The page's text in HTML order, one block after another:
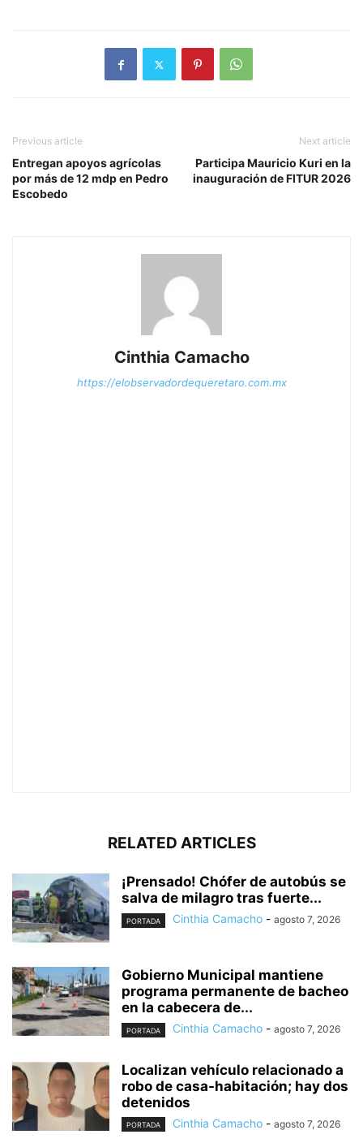
Previous article
Entregan apoyos agrícolas
por más de 12 mdp en Pedro
Escobedo
Next article
Participa Mauricio Kuri en la
inauguración de FITUR 2026
Cinthia Camacho
https://elobservadordequeretaro.com.mx
RELATED ARTICLES
¡Prensado! Chófer de autobús se
salva de milagro tras fuerte...
PORTADA Cinthia Camacho - agosto 7, 2026
Gobierno Municipal mantiene
programa permanente de bacheo
en la cabecera de...
PORTADA Cinthia Camacho - agosto 7, 2026
Localizan vehículo relacionado a
robo de casa-habitación; hay dos
detenidos
PORTADA Cinthia Camacho - agosto 7, 2026